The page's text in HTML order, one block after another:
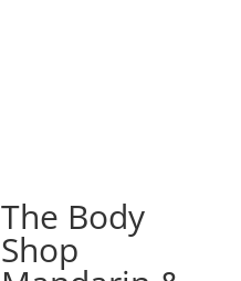
The Body
Shop